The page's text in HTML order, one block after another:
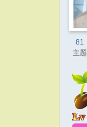
81
主题